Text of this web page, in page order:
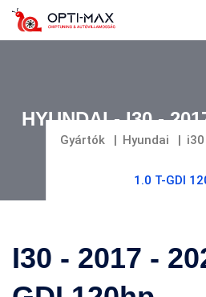
HYUNDAI - I30 -
GDI
Gyártók Hyundai
1.0 T-GDI
I30 - 2017 -